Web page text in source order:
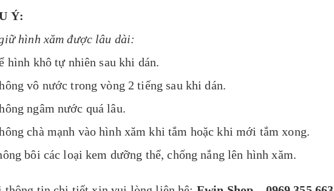
Ý:
hình xăm được lâu dài:
hình khô tự nhiên sau khi dán.
vô nước trong vòng 2 tiếng sau khi dán.
ngâm nước quá lâu.
chà mạnh vào hình xăm khi tắm hoặc khi mới tắm xong.
bôi các loại kem dưỡng thể, chống nắng lên hình xăm.